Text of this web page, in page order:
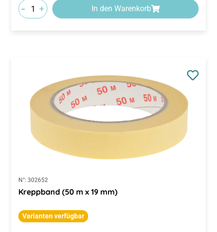
- + In den Warenkorb
N°: 302652
Kreppband (50 m x 19 mm)
Varianten verfügbar